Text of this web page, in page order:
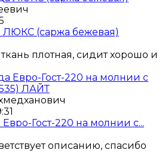
ЛЮКС (саржа бежевая)
плотная, сидит хорошо и
Гост-220 на молнии с...
описанию, спасибо